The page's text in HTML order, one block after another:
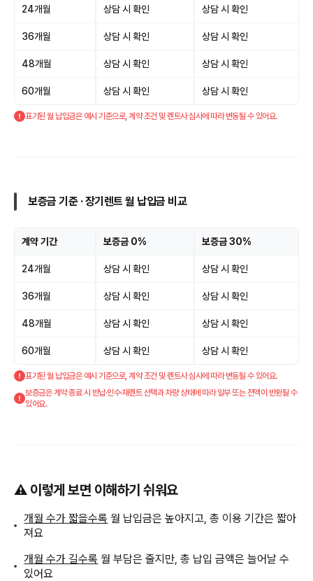
24개월 상담 시 확인 상담 시 확인
36개월 상담 시 확인 상담 시 확인
48개월 상담 시 확인 상담 시 확인
60개월 상담 시 확인 상담 시 확인
표기된 월 납입금은 예시 기준으로, 계약 조건 및 렌트사 심사에 따라 변동될 수 있어요.
보증금 기준 · 장기렌트 월 납입금 비교
계약 기간 보증금 0% 보증금 30%
24개월 상담 시 확인 상담 시 확인
36개월 상담 시 확인 상담 시 확인
48개월 상담 시 확인 상담 시 확인
60개월 상담 시 확인 상담 시 확인
표기된 월 납입금은 예시 기준으로, 계약 조건 및 렌트사 심사에 따라 변동될 수 있어요.
보증금은 계약 종료 시 반납·인수·재렌트 선택과 차량 상태에 따라 일부 또는 전액이 반환될 수
있어요.
⚠️ 이렇게 보면 이해하기 쉬워요
개월 수가 짧을수록 월 납입금은 높아지고, 총 이용 기간은 짧아
져요
개월 수가 길수록 월 부담은 줄지만, 총 납입 금액은 늘어날 수
있어요